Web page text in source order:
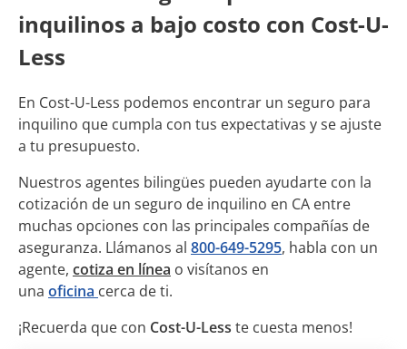
inquilinos a bajo costo con Cost-U-
Less
En Cost-U-Less podemos encontrar un seguro para
inquilino que cumpla con tus expectativas y se ajuste
a tu presupuesto.
Nuestros agentes bilingües pueden ayudarte con la
cotización de un seguro de inquilino en CA entre
muchas opciones con las principales compañías de
aseguranza. Llámanos al 800-649-5295, habla con un
agente, cotiza en línea o visítanos en
una oficina cerca de ti.
¡Recuerda que con Cost-U-Less te cuesta menos!